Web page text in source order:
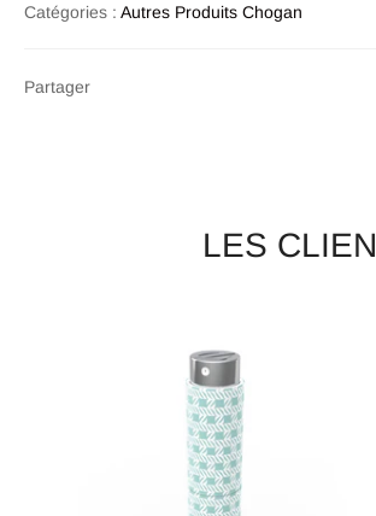
Catégories : Autres Produits Chogan
Partager
LES